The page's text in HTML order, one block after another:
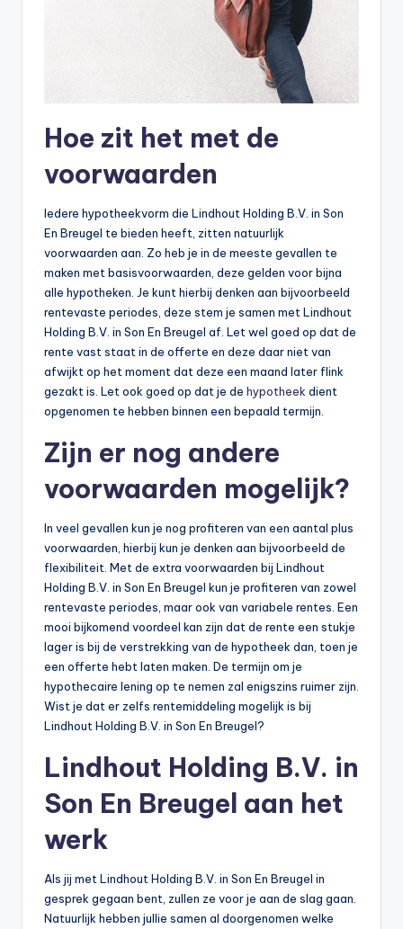
Hoe zit het met de
voorwaarden
Iedere hypotheekvorm die Lindhout Holding B.V. in Son
En Breugel te bieden heeft, zitten natuurlijk
voorwaarden aan. Zo heb je in de meeste gevallen te
maken met basisvoorwaarden, deze gelden voor bijna
alle hypotheken. Je kunt hierbij denken aan bijvoorbeeld
rentevaste periodes, deze stem je samen met Lindhout
Holding B.V. in Son En Breugel af. Let wel goed op dat de
rente vast staat in de offerte en deze daar niet van
afwijkt op het moment dat deze een maand later flink
gezakt is. Let ook goed op dat je de hypotheek dient
opgenomen te hebben binnen een bepaald termijn.
Zijn er nog andere
voorwaarden mogelijk?
In veel gevallen kun je nog profiteren van een aantal plus
voorwaarden, hierbij kun je denken aan bijvoorbeeld de
flexibiliteit. Met de extra voorwaarden bij Lindhout
Holding B.V. in Son En Breugel kun je profiteren van zowel
rentevaste periodes, maar ook van variabele rentes. Een
mooi bijkomend voordeel kan zijn dat de rente een stukje
lager is bij de verstrekking van de hypotheek dan, toen je
een offerte hebt laten maken. De termijn om je
hypothecaire lening op te nemen zal enigszins ruimer zijn.
Wist je dat er zelfs rentemiddeling mogelijk is bij
Lindhout Holding B.V. in Son En Breugel?
Lindhout Holding B.V. in
Son En Breugel aan het
werk
Als jij met Lindhout Holding B.V. in Son En Breugel in
gesprek gegaan bent, zullen ze voor je aan de slag gaan.
Natuurlijk hebben jullie samen al doorgenomen welke